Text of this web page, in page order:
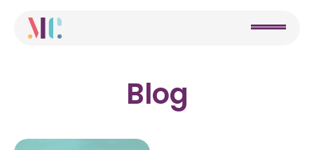
Blog